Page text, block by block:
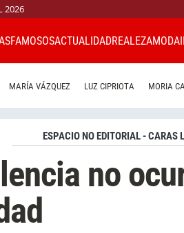
2026
FAMOSOSACTUALIDADREALEZAMODA
MARÍA VÁZQUEZ LUZ CIPRIOTA MORIA
ESPACIO NO EDITORIAL - CARAS
no